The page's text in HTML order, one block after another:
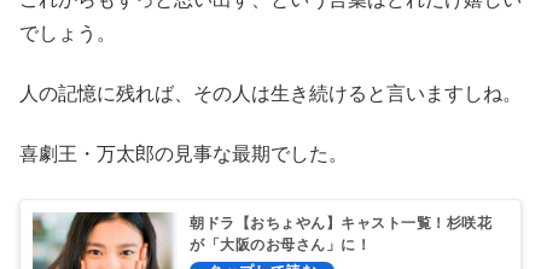
でしょう。
人の記憶に残れば、その人は生き続けると言いますしね。
喜劇王・万太郎の見事な最期でした。
朝ドラ【おちょやん】キャスト一覧！杉咲花
が「大阪のお母さん」に！